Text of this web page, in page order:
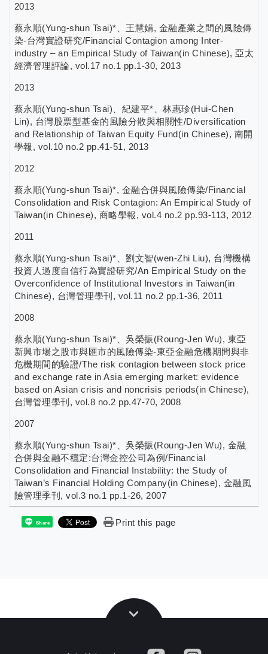
2013
蔡永順(Yung-shun Tsai)*、王慧娟, 金融產業之間的風險傳
染-台灣實證研究/Financial Contagion among Inter-
industry – an Empirical Study of Taiwan(in Chinese), 亞太
經濟管理評論, vol.17 no.1 pp.1-30, 2013
2013
蔡永順(Yung-shun Tsai)、紀建平*、林惠珍(Hui-Chen
Lin), 台灣股票型基金的風險分散與相關性/Diversification
and Relationship of Taiwan Equity Fund(in Chinese), 南開
學報, vol.10 no.2 pp.41-51, 2013
2012
蔡永順(Yung-shun Tsai)*, 金融合併與風險傳染/Financial
Consolidation and Risk Contagion: An Empirical Study of
Taiwan(in Chinese), 商略學報, vol.4 no.2 pp.93-113, 2012
2011
蔡永順(Yung-shun Tsai)*、劉文智(wen-Zhi Liu), 台灣機構
投資人過度自信行為實證研究/An Empirical Study on the
Overconfidence of Institutional Investors in Taiwan(in
Chinese), 台灣管理學刊, vol.11 no.2 pp.1-36, 2011
2008
蔡永順(Yung-shun Tsai)*、吳榮振(Roung-Jen Wu), 東亞
新興市場之股市與匯市的風險傳染-東亞金融危機期間與非
危機期間的驗證/The risk contagion between stock price
and exchange rate in Asia emerging market: evidence
based on Asian crisis and noncrisis periods(in Chinese),
台灣管理學刊, vol.8 no.2 pp.47-70, 2008
2007
蔡永順(Yung-shun Tsai)*、吳榮振(Roung-Jen Wu), 金融
合併與金融不穩定:台灣金控公司為例/Financial
Consolidation and Financial Instability: the Study of
Taiwan’s Financial Holding Company(in Chinese), 金融風
險管理季刊, vol.3 no.1 pp.1-26, 2007
Share Print this page